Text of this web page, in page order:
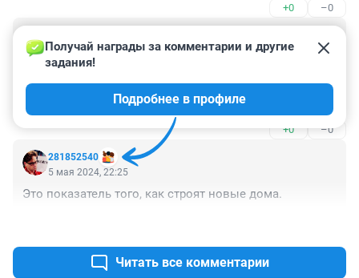
+0 –0
11 мая 2024, 05:12
Если грунтовые воды заливают подвальное
помещение , то со временем и разрушат фундамент
этого дома , что грозит обрушением.
+0 –0
281852540
Получай награды за комментарии и другие
задания!
Подробнее в профиле
5 мая 2024, 22:25
Это показатель того, как строят новые дома.
Читать все комментарии